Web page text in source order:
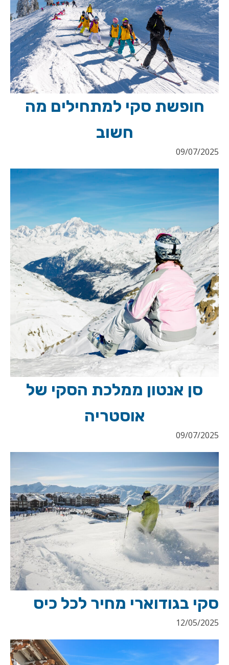
חופשת סקי למתחילים מה
חשוב
09/07/2025
סן אנטון ממלכת הסקי של
אוסטריה
09/07/2025
סקי בגודוארי מחיר לכל כיס
12/05/2025